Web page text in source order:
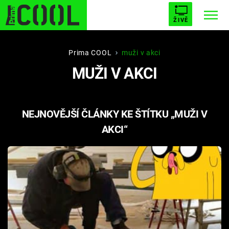
ŽIVĚ
STARHOUSE BUFFY, PŘEMOŽITELKA UPÍRŮ
PLNEJ KOTEL AVENGERS 5
Filmy
Seriály
Hry
Prima COOL muži v akci
MUŽI V AKCI
NEJNOVĚJŠÍ ČLÁNKY KE ŠTÍTKU „MUŽI V
AKCI“